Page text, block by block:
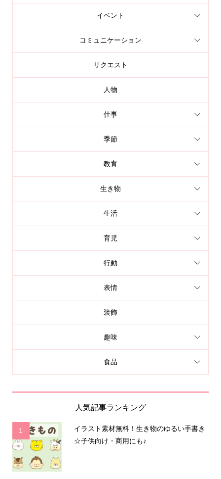
イベント
コミュニケーション
リクエスト
人物
仕事
季節
教育
生き物
生活
育児
行動
表情
装飾
趣味
食品
人気記事ランキング
1
イラスト素材無料！生き物のゆるい手書き
☆子供向け・商用にも♪